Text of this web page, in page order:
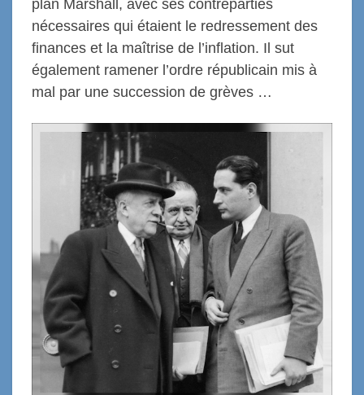
plan Marshall, avec ses contreparties
nécessaires qui étaient le redressement des
finances et la maîtrise de l’inflation. Il sut
également ramener l’ordre républicain mis à
mal par une succession de grèves …